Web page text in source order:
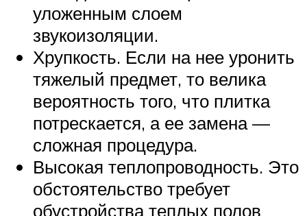
уложенным слоем
звукоизоляции.
Хрупкость. Если на нее уронить
тяжелый предмет, то велика
вероятность того, что плитка
потрескается, а ее замена —
сложная процедура.
Высокая теплопроводность. Это
обстоятельство требует
обустройства теплых полов